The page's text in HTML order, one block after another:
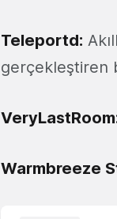
Teleportd:
gerçekleştiren
Warmbreeze